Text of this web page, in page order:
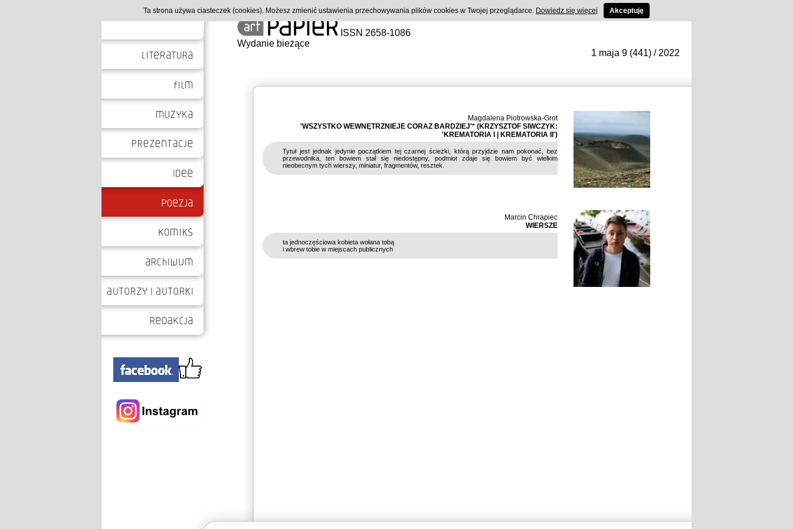
ISSN 2658-1086
Wydanie bieżące
1 maja 9 (441) / 2022
Magdalena Piotrowska-Grot
'WSZYSTKO WEWNĘTRZNIEJE CORAZ BARDZIEJ'* (KRZYSZTOF SIWCZYK:
'KREMATORIA I | KREMATORIA II')
Tytuł jest jednak jedynie początkiem tej czarnej ścieżki, którą przyjdzie nam pokonać, bez
przewodnika, ten bowiem stał się niedostępny, podmiot zdaje się bowiem być wielkim
nieobecnym tych wierszy, miniatur, fragmentów, resztek.
Marcin Chrapiec
WIERSZE
ta jednoczęściowa kobieta wołana tobą
i wbrew tobie w miejscach publicznych
Ta strona używa ciasteczek (cookies). Możesz zmienić ustawienia przechowywania plików cookies w Twojej przeglądarce. Dowiedz się więcej Akceptuję